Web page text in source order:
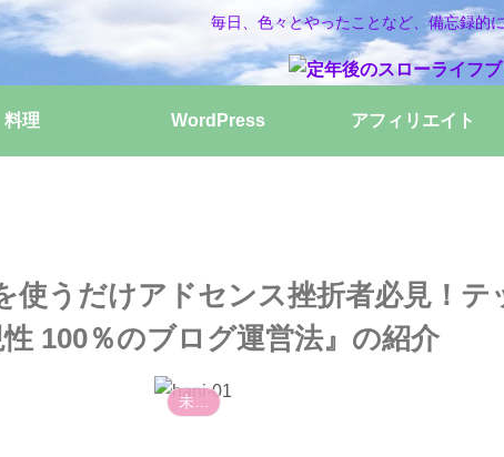
毎日、色々とやったことなど、備忘録的
料理 WordPress アフィリエイト
使うだけアドセンス挫折者必見！テ
100％のブログ運営法』の紹介